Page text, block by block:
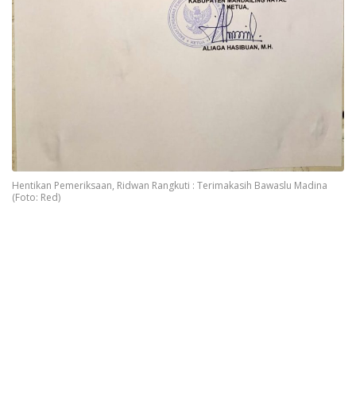
Hentikan Pemeriksaan, Ridwan Rangkuti : Terimakasih Bawaslu Madina
(Foto: Red)